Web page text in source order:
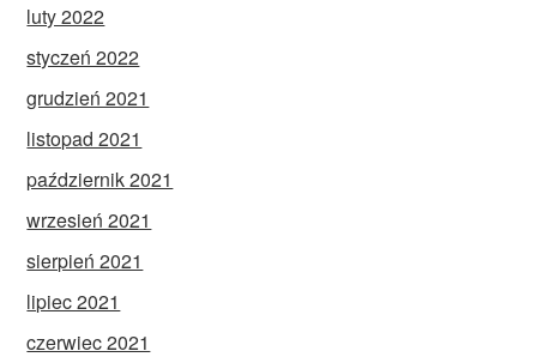
luty 2022
styczeń 2022
grudzień 2021
listopad 2021
październik 2021
wrzesień 2021
sierpień 2021
lipiec 2021
czerwiec 2021